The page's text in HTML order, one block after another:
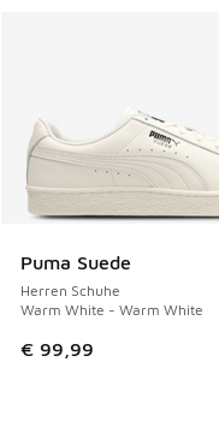
Puma Suede
Herren Schuhe
Warm White - Warm White
€ 99,99